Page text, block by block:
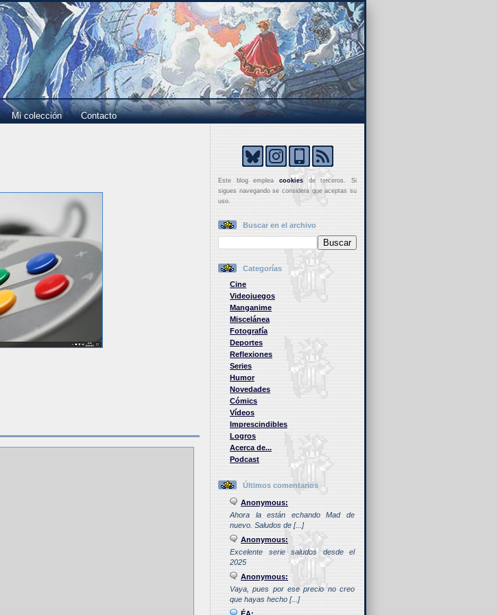
Mi colección Contacto
Este blog empleacookies de terceros. Si
sigues navegando se considera que aceptas su
uso.
Buscar en el archivo
Categorías
Cine
Videojuegos
Manganime
Miscelánea
Fotografía
Deportes
Reflexiones
Series
Humor
Novedades
Cómics
Vídeos
Imprescindibles
Logros
Acerca de...
Podcast
Últimos comentarios
Anonymous:
Ahora la están echando Mad de
nuevo. Saludos de [...]
Anonymous:
Excelente serie saludos desde el
2025
Anonymous:
Vaya, pues por ese precio no creo
que hayas hecho [...]